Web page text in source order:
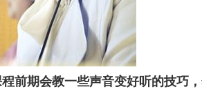
前期会教一些声音变好听的技巧